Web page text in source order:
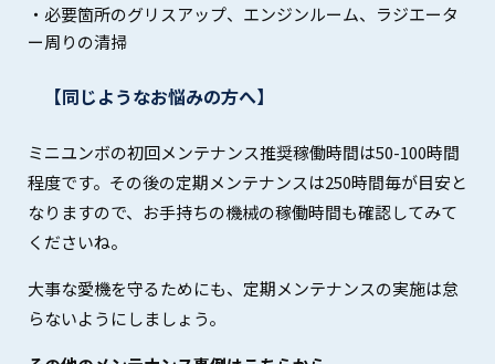
・必要箇所のグリスアップ、エンジンルーム、ラジエータ
ー周りの清掃
【同じようなお悩みの方へ】
ミニユンボの初回メンテナンス推奨稼働時間は50-100時間
程度です。その後の定期メンテナンスは250時間毎が目安と
なりますので、お手持ちの機械の稼働時間も確認してみて
くださいね。
大事な愛機を守るためにも、定期メンテナンスの実施は怠
らないようにしましょう。